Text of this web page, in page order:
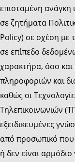
επισταμένη ανάγκη
σε ζητήματα
Policy) σε σχέση με
σε επίπεδο
χαρακτήρα, όσο και
πληροφοριών και
καθώς οι
Τηλεπικοινωνιών
εξειδικευμένες
από προσωπικό που
ή δεν είναι